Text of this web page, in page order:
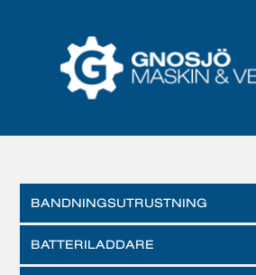
BANDNINGSUTRUSTNING
BATTERILADDARE